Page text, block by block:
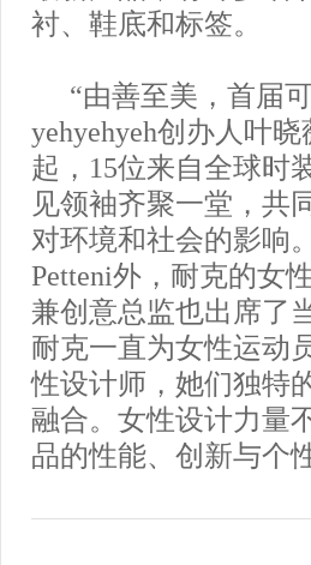
衬、鞋底和标签。
“由善至美，首届
yehyehyeh创办人叶
起，15位来自全球时
见领袖齐聚一堂，共
对环境和社会的影响
Petteni外，耐克的女
兼创意总监也出席了
耐克一直为女性运动
性设计师，她们独特
融合。女性设计力量
品的性能、创新与个